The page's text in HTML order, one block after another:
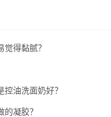
得黏腻？
油洗面奶好？
凝胶？